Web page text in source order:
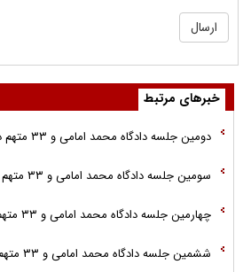
خبرهای مرتبط
دومین جلسه دادگاه محمد امامی و ۳۳ متهم دیگر
سومین جلسه دادگاه محمد امامی و ۳۳ متهم دیگر
چهارمین جلسه دادگاه محمد امامی و ۳۳ متهم دیگر
ششمین جلسه دادگاه محمد امامی و ۳۳ متهم دیگر